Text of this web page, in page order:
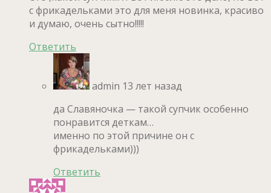
с фрикадельками это для меня новинка, красиво
и думаю, очень сытно!!!!!
Ответить
admin 13 лет назад
да Славяночка — такой супчик особенно
понравится деткам…
именно по этой причине он с
фрикадельками)))
Ответить